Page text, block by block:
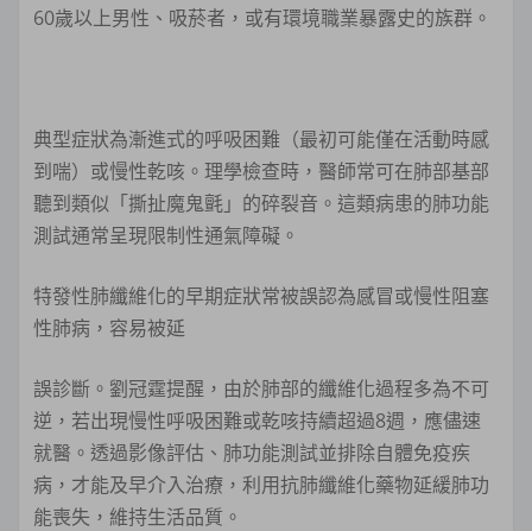
60歲以上男性、吸菸者，或有環境職業暴露史的族群。
典型症狀為漸進式的呼吸困難（最初可能僅在活動時感
到喘）或慢性乾咳。理學檢查時，醫師常可在肺部基部
聽到類似「撕扯魔鬼氈」的碎裂音。這類病患的肺功能
測試通常呈現限制性通氣障礙。
特發性肺纖維化的早期症狀常被誤認為感冒或慢性阻塞
性肺病，容易被延
誤診斷。劉冠霆提醒，由於肺部的纖維化過程多為不可
逆，若出現慢性呼吸困難或乾咳持續超過8週，應儘速
就醫。透過影像評估、肺功能測試並排除自體免疫疾
病，才能及早介入治療，利用抗肺纖維化藥物延緩肺功
能喪失，維持生活品質。